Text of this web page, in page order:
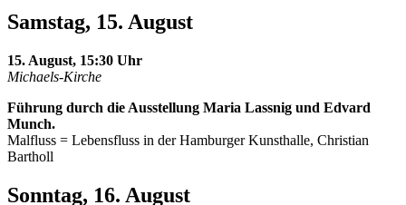
Samstag, 15. August
15. August, 15:30 Uhr
Michaels-Kirche
Führung durch die Ausstellung Maria Lassnig und Edvard
Munch.
Malfluss = Lebensfluss in der Hamburger Kunsthalle, Christian
Bartholl
Sonntag, 16. August